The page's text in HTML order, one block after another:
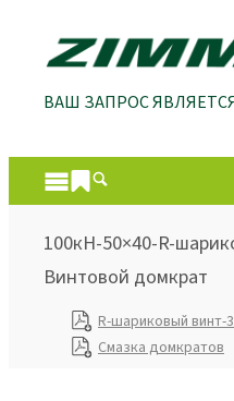
ВАШ ЗАПРОС
100кН-50×40-R-
Винтовой домкрат
R-шариковый винт-
Смазка домкратов